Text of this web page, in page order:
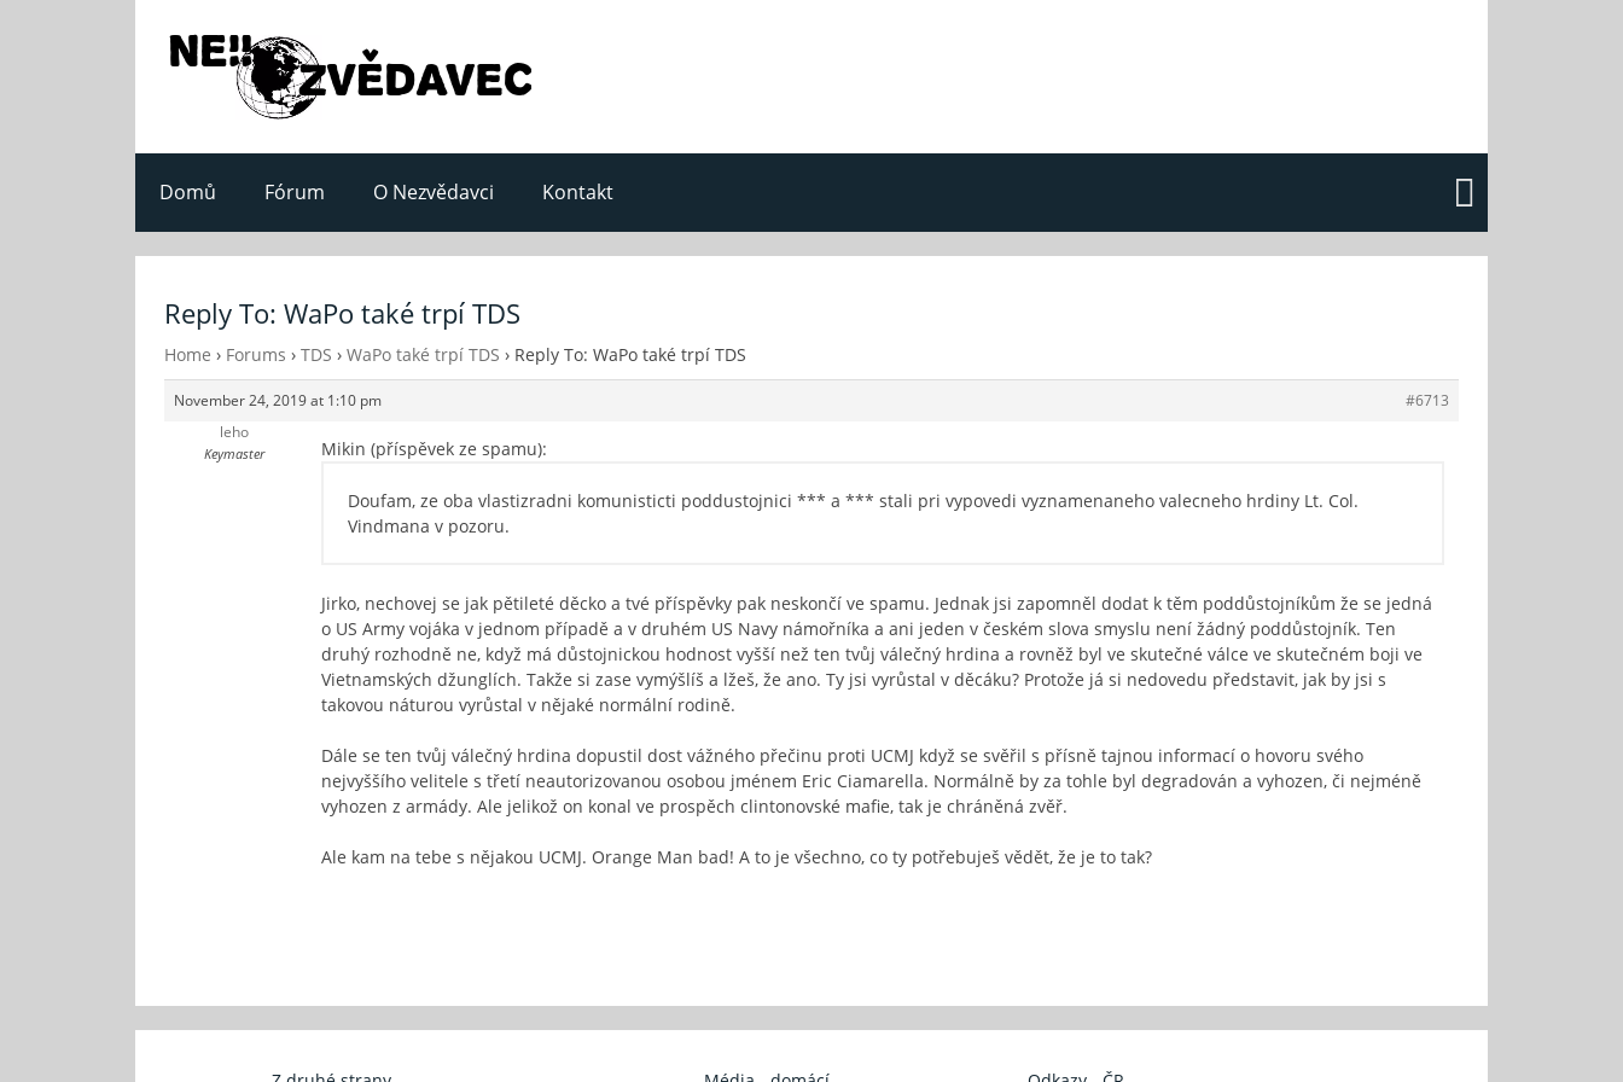
Domů Fórum O Nezvědavci Kontakt
Reply To: WaPo také trpí TDS
Home › Forums › TDS › WaPo také trpí TDS › Reply To: WaPo také trpí TDS
November 24, 2019 at 1:10 pm
#6713
leho
Keymaster Mikin (příspěvek ze spamu):
Doufam, ze oba vlastizradni komunisticti poddustojnici *** a *** stali pri vypovedi vyznamenaneho valecneho hrdiny Lt. Col.
Vindmana v pozoru.
Jirko, nechovej se jak pětileté děcko a tvé příspěvky pak neskončí ve spamu. Jednak jsi zapomněl dodat k těm poddůstojníkům že se jedná
o US Army vojáka v jednom případě a v druhém US Navy námořníka a ani jeden v českém slova smyslu není žádný poddůstojník. Ten
druhý rozhodně ne, když má důstojnickou hodnost vyšší než ten tvůj válečný hrdina a rovněž byl ve skutečné válce ve skutečném boji ve
Vietnamských džunglích. Takže si zase vymýšlíš a lžeš, že ano. Ty jsi vyrůstal v děcáku? Protože já si nedovedu představit, jak by jsi s
takovou náturou vyrůstal v nějaké normální rodině.
Dále se ten tvůj válečný hrdina dopustil dost vážného přečinu proti UCMJ když se svěřil s přísně tajnou informací o hovoru svého
nejvyššího velitele s třetí neautorizovanou osobou jménem Eric Ciamarella. Normálně by za tohle byl degradován a vyhozen, či nejméně
vyhozen z armády. Ale jelikož on konal ve prospěch clintonovské mafie, tak je chráněná zvěř.
Ale kam na tebe s nějakou UCMJ. Orange Man bad! A to je všechno, co ty potřebuješ vědět, že je to tak?